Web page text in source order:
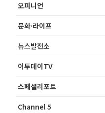
오피니언
문화·라이프
뉴스발전소
이투데이TV
스페셜리포트
Channel 5